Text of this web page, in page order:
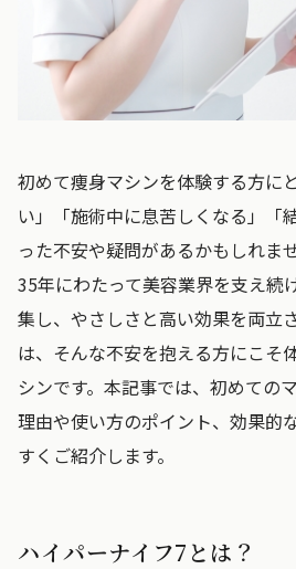
初めて痩身マシンを体験する方に
い」「施術中に息苦しくなる」「
った不安や疑問があるかもしれま
35年にわたって美容業界を支え続
集し、やさしさと高い効果を両立
は、そんな不安を抱える方にこそ
シンです。本記事では、初めての
理由や使い方のポイント、効果的
すくご紹介します。
ハイパーナイフ7とは？